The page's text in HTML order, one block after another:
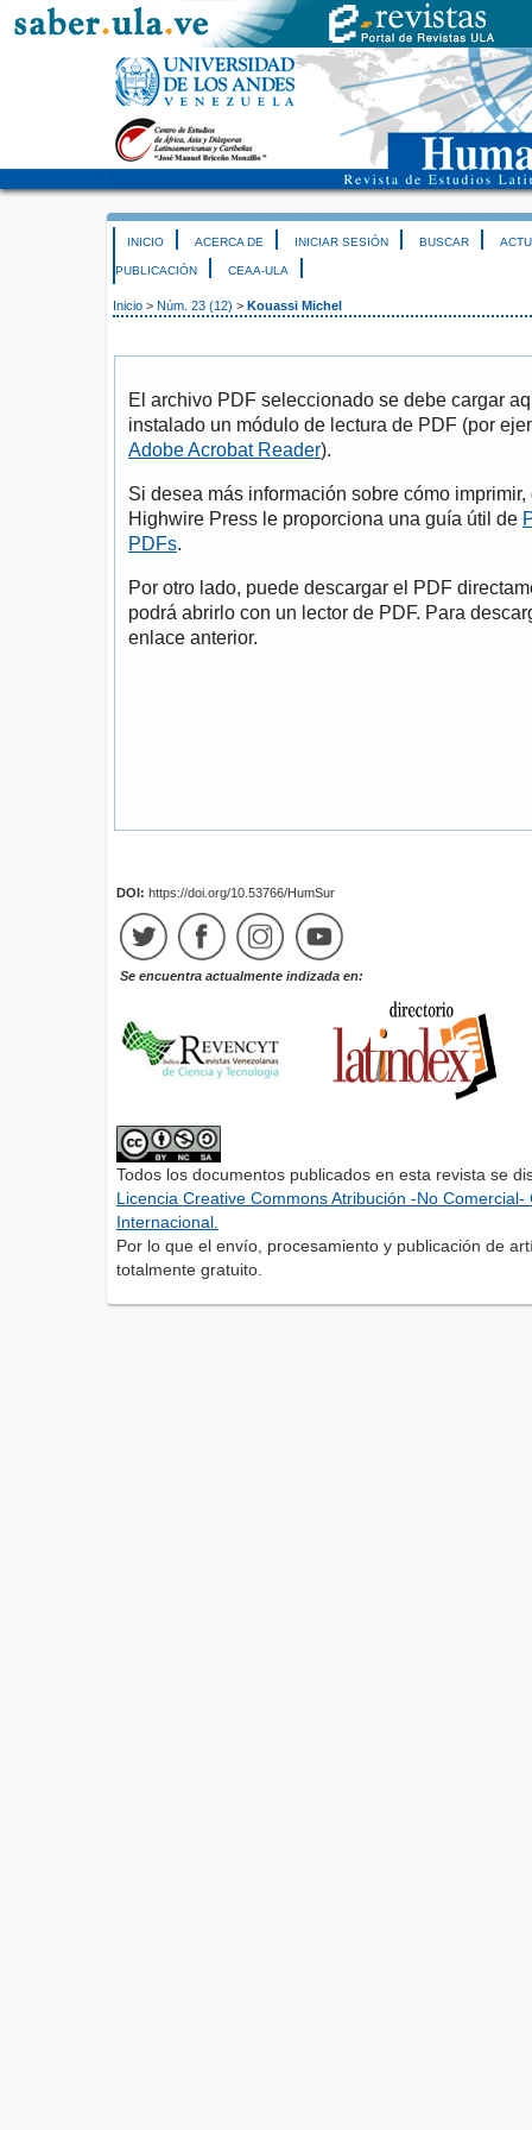
INICIO ACERCA DE INICIAR SESIÓN BUSCAR
PUBLICACIÓN CEAA-ULA
Inicio > Núm. 23 (12) > Kouassi Michel
El archivo PDF seleccionado se debe cargar
instalado un módulo de lectura de PDF (por
Adobe Acrobat Reader).
Si desea más información sobre cómo
Highwire Press le proporciona una guía útil de
PDFs.
Por otro lado, puede descargar el PDF
podrá abrirlo con un lector de PDF. Para
enlace anterior.
DOI: https://doi.org/10.53766/HumSur
Se encuentra actualmente indizada en:
Todos los documentos publicados en esta revista se
Licencia Creative Commons Atribución -No
Internacional.
Por lo que el envío, procesamiento y publicación de
totalmente gratuito.